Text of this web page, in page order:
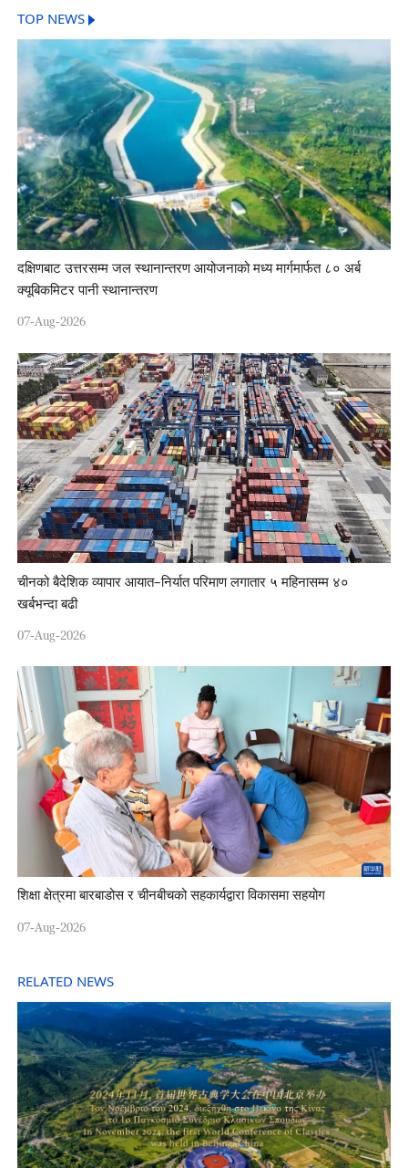
TOP NEWS
दक्षिणबाट उत्तरसम्म जल स्थानान्तरण आयोजनाको मध्य मार्गमार्फत ८० अर्ब
क्यूबिकमिटर पानी स्थानान्तरण
07-Aug-2026
चीनको बैदेशिक व्यापार आयात–निर्यात परिमाण लगातार ५ महिनासम्म ४०
खर्बभन्दा बढी
07-Aug-2026
शिक्षा क्षेत्रमा बारबाडोस र चीनबीचको सहकार्यद्वारा विकासमा सहयोग
07-Aug-2026
RELATED NEWS